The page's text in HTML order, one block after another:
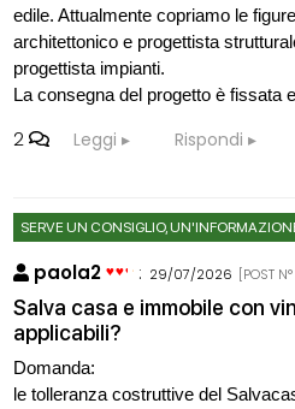
edile. Attualmente copriamo le
architettonico e progettista
progettista impianti.
La consegna del progetto è fissata
2 Leggi Rispondi
SERVE UN CONSIGLIO,
paola2 : 29/07/2026 [POST N°
Salva casa e immobile con
applicabili?
Domanda:
le tolleranza costruttive del